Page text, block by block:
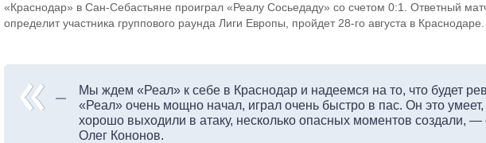
«Краснодар» в Сан-Себастьяне проиграл «Реалу Сосьедаду» со счетом 0:1. Ответный
определит участника группового раунда Лиги Европы, пройдет 28-го августа в Краснодаре.
Мы ждем «Реал» к себе в Краснодар и надеемся на то, что будет
«Реал» очень мощно начал, играл очень быстро в пас. Он это
хорошо выходили в атаку, несколько опасных моментов создали, —
Олег Кононов.